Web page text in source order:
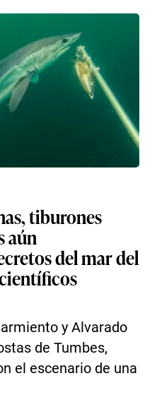
tiburones
aún
del mar del
y Alvarado
de Tumbes,
el escenario de una